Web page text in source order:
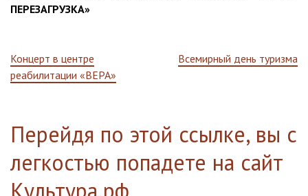
ПЕРЕЗАГРУЗКА»
Навигация
по
записям
Концерт в центре
реабилитации «ВЕРА»
Всемирный день туризма
Перейдя по этой ссылке, вы с
легкостью попадете на сайт
Культура.рф